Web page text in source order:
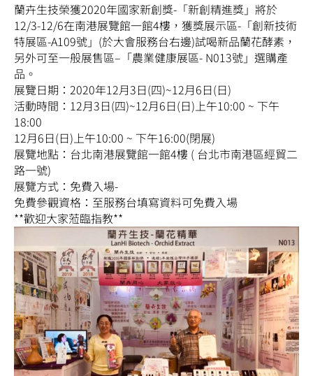
蘭卉生技榮獲2020年國家新創獎-「新創精進獎」將於
12/3-12/6在南港展覽館一館4樓，獲獎展示區-「創新技術
特展區-A109號」(於大會服務台右邊)試喝新品蘭花酵素，
另外可至一般展售區–「農業健康展區- N013號」選購產
品。
展覽日期：2020年12月3日(四)~12月6日(日)
活動時間：12月3日(四)~12月6日(日)上午10:00 ~ 下午
18:00
12月6日(日)上午10:00 ~ 下午16:00(閉展)
展覽地點：台北南港展覽館一館4樓 ( 台北市南港區經貿二
路一號)
展覽方式：免費入場-
免費參觀資格：至服務台填寫資料可免費入場
**歡迎大家蒞臨指教**